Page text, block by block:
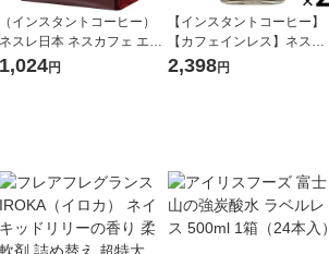
（インスタントコーヒー）
ネスレ日本 ネスカフェ エク
セラ 詰替え用 1袋（100g）
（イチオシ）
1,024円
【インスタントコーヒー】
【カフェインレス】ネスカ
フェ ゴールドブレンド
カフェインレス 80g×2本
2,398円